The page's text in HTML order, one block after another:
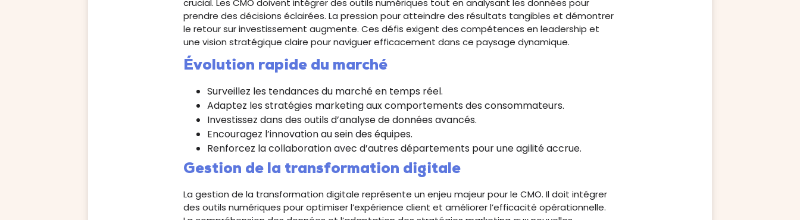
crucial. Les CMO doivent intégrer des outils numériques tout en analysant les données pour
prendre des décisions éclairées. La pression pour atteindre des résultats tangibles et démontrer
le retour sur investissement augmente. Ces défis exigent des compétences en leadership et
une vision stratégique claire pour naviguer efficacement dans ce paysage dynamique.
Évolution rapide du marché
Surveillez les tendances du marché en temps réel.
Adaptez les stratégies marketing aux comportements des consommateurs.
Investissez dans des outils d’analyse de données avancés.
Encouragez l’innovation au sein des équipes.
Renforcez la collaboration avec d’autres départements pour une agilité accrue.
Gestion de la transformation digitale
La gestion de la transformation digitale représente un enjeu majeur pour le CMO. Il doit intégrer
des outils numériques pour optimiser l’expérience client et améliorer l’efficacité opérationnelle.